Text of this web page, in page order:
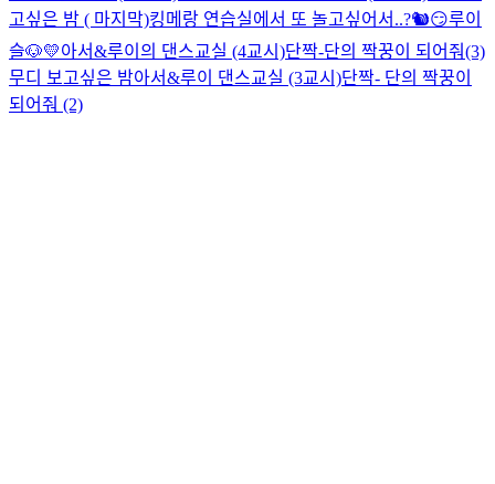
고싶은 밤 ( 마지막)킹메랑 연습실에서 또 놀고싶어서..?🐿😏루이
슬🐶💛아서&루이의 댄스교실 (4교시)단짝-단의 짝꿍이 되어줘(3)
무디 보고싶은 밤아서&루이 댄스교실 (3교시)단짝- 단의 짝꿍이
되어줘 (2)